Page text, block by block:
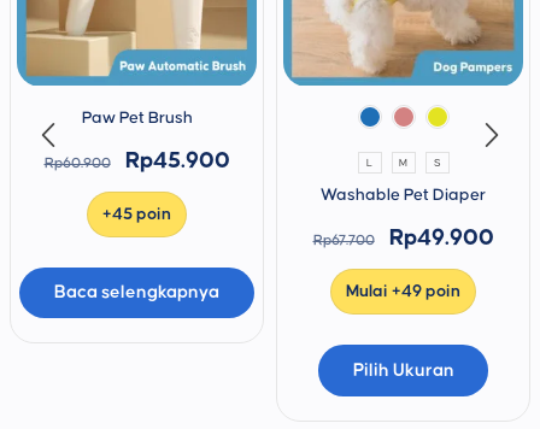
Paw Pet Brush
Rp60.900 Rp45.900
+45 poin
Baca selengkapnya
L M S
Washable Pet Diaper
Rp67.700 Rp49.900
Mulai +49 poin
Pilih Ukuran